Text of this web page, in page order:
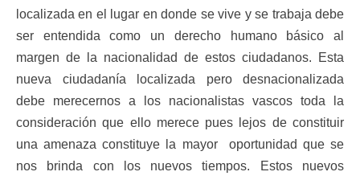
localizada en el lugar en donde se vive y se trabaja debe
ser entendida como un derecho humano básico al
margen de la nacionalidad de estos ciudadanos. Esta
nueva ciudadanía localizada pero desnacionalizada
debe merecernos a los nacionalistas vascos toda la
consideración que ello merece pues lejos de constituir
una amenaza constituye la mayor oportunidad que se
nos brinda con los nuevos tiempos. Estos nuevos